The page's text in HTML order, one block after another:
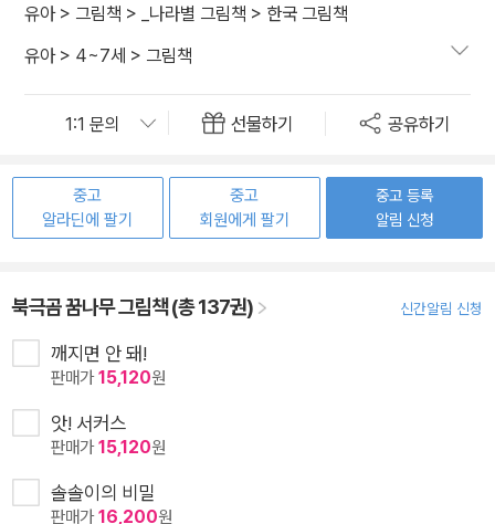
유아> 그림책 > _나라별 그림책 > 한국 그림책
유아> 4~7세 > 그림책
선물하기 공유하기
중고
알라딘에 팔기
중고
회원에게 팔기
중고 등록
알림 신청
북극곰 꿈나무 그림책 (총 137권) 신간알림 신청
깨지면 안 돼!
판매가15,120원
앗! 서커스
판매가15,120원
솔솔이의 비밀
판매가16,200원